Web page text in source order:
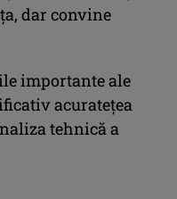
dar convine
importante ale
acuratețea
tehnică a